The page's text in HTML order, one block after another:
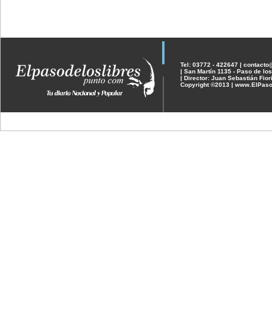
Tel: 03772 - 422647 |
| San Martín 1135 - Paso de
| Director: Juan Sebastián Fiori
Copyright ©2013 |